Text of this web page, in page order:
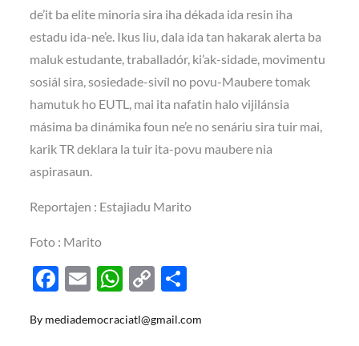
de’it ba elite minoria sira iha dékada ida resin iha
estadu ida-ne’e. Ikus liu, dala ida tan hakarak alerta ba
maluk estudante, traballadór, ki’ak-sidade, movimentu
sosiál sira, sosiedade-sivíl no povu-Maubere tomak
hamutuk ho EUTL, mai ita nafatin halo vijilánsia
másima ba dinámika foun ne’e no senáriu sira tuir mai,
karik TR deklara la tuir ita-povu maubere nia
aspirasaun.
Reportajen : Estajiadu Marito
Foto : Marito
F
e
E
ail
W
at
C
p ar
By mediademocraciatl@gmail.com